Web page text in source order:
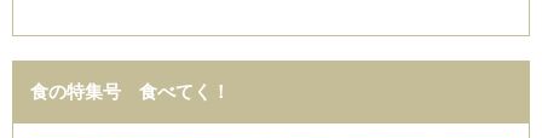
食の特集号 食べてく！